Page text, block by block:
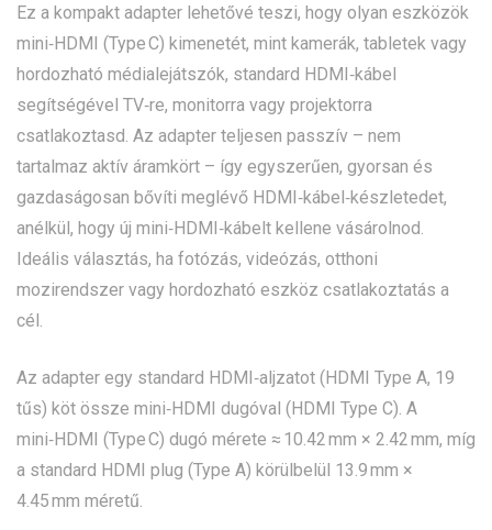
Ez a kompakt adapter lehetővé teszi, hogy olyan eszközök
mini‑HDMI (Type C) kimenetét, mint kamerák, tabletek vagy
hordozható médialejátszók, standard HDMI‑kábel
segítségével TV‑re, monitorra vagy projektorra
csatlakoztasd. Az adapter teljesen passzív – nem
tartalmaz aktív áramkört – így egyszerűen, gyorsan és
gazdaságosan bővíti meglévő HDMI‑kábel‑készletedet,
anélkül, hogy új mini‑HDMI‑kábelt kellene vásárolnod.
Ideális választás, ha fotózás, videózás, otthoni
mozirendszer vagy hordozható eszköz csatlakoztatás a
cél.
Az adapter egy standard HDMI‑aljzatot (HDMI Type A, 19
tűs) köt össze mini‑HDMI dugóval (HDMI Type C). A
mini‑HDMI (Type C) dugó mérete ≈ 10.42 mm × 2.42 mm, míg
a standard HDMI plug (Type A) körülbelül 13.9 mm ×
4.45 mm méretű.